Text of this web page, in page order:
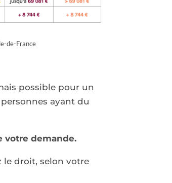
de-France
possible pour un
ayant du
votre demande.
le droit, selon votre